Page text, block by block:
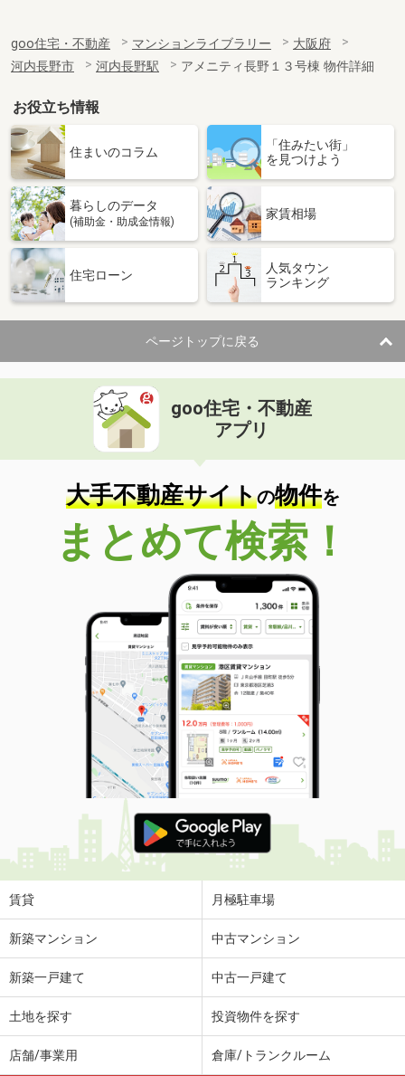
goo住宅・不動産 マンションライブラリー
大阪府
河内長野市
河内長野駅 アメニティ長野１３号棟 物件詳細
お役立ち情報
住まいのコラム
「住みたい街」
を見つけよう
暮らしのデータ
(補助金・助成金情報)
家賃相場
住宅ローン
人気タウン
ランキング
ページトップに戻る
goo住宅・不動産
アプリ
大手不動産サイトの物件を
まとめて検索！
賃貸 月極駐車場
新築マンション 中古マンション
新築一戸建て 中古一戸建て
土地を探す 投資物件を探す
店舗/事業用 倉庫/トランクルーム